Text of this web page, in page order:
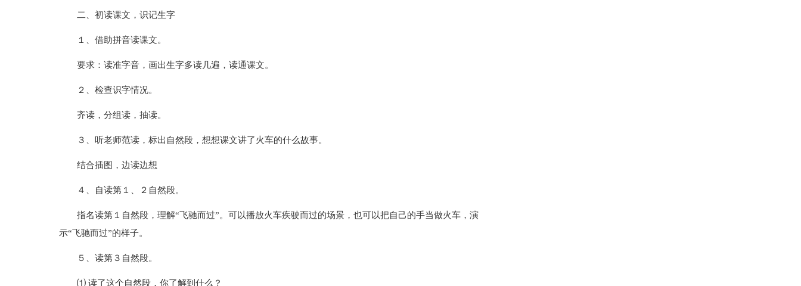
二、初读课文，识记生字
１、借助拼音读课文。
要求：读准字音，画出生字多读几遍，读通课文。
２、检查识字情况。
齐读，分组读，抽读。
３、听老师范读，标出自然段，想想课文讲了火车的什么故事。
结合插图，边读边想
４、自读第１、２自然段。
指名读第１自然段，理解“飞驰而过”。可以播放火车疾驶而过的场景，也可以把自己的手当做火车，演
示“飞驰而过”的样子。
５、读第３自然段。
⑴ 读了这个自然段，你了解到什么？